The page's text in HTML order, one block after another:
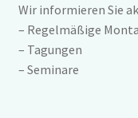
Mitgliederbereich
Newsletter
Therapeutenliste
Wir informieren Sie
– Regelmäßige
– Tagungen
– Seminare